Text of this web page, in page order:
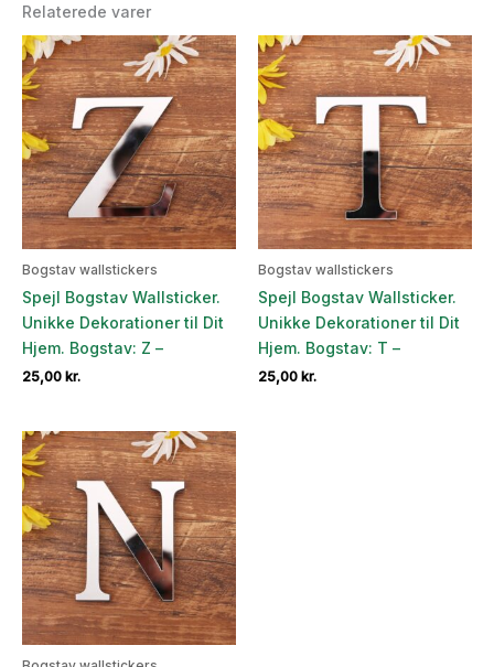
Relaterede varer
Bogstav wallstickers
Spejl Bogstav Wallsticker.
Unikke Dekorationer til Dit
Hjem. Bogstav: Z –
25,00 kr.
Bogstav wallstickers
Spejl Bogstav Wallsticker.
Unikke Dekorationer til Dit
Hjem. Bogstav: T –
25,00 kr.